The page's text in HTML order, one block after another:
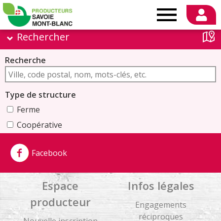
Mont-
Magasin de
producteurs
Masquer
Rechercher
Recherche
Type de structure
Ferme
Coopérative
Marché
Catégorie de produits
Fromages / Produits laitiers
Miel et produits de la ruche
+
−
Facebook
Infos légales
Engagements
réciproques
Espace
producteur